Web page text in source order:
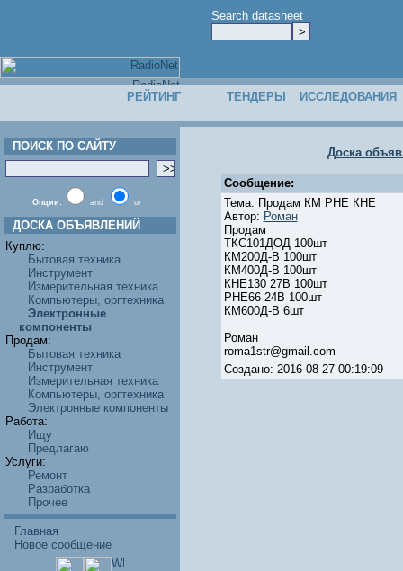
Search datasheet
РЕЙТИНГ ТЕНДЕРЫ ИССЛЕДОВАНИЯ
ПОИСК ПО САЙТУ
Опции: and or
ДОСКА ОБЪЯВЛЕНИЙ
Куплю:
Бытовая техника
Инструмент
Измерительная техника
Компьютеры, оргтехника
Электронные
компоненты
Продам:
Бытовая техника
Инструмент
Измерительная техника
Компьютеры, оргтехника
Электронные компоненты
Работа:
Ищу
Предлагаю
Услуги:
Ремонт
Разработка
Прочее
Главная
Новое сообщение
Доска
Сообщение:
Тема: Продам КМ РНЕ КНЕ
Автор: Роман
Продам
ТКС101ДОД 100шт
КМ200Д-В 100шт
КМ400Д-В 100шт
КНЕ130 27В 100шт
РНЕ66 24В 100шт
КМ600Д-В 6шт
Роман
roma1str@gmail.com
Создано: 2016-08-27 00:19:09